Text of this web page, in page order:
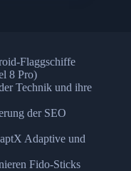
Flaggschiffe
8 Pro)
Technik und ihre
der SEO
Adaptive und
Fido-Sticks